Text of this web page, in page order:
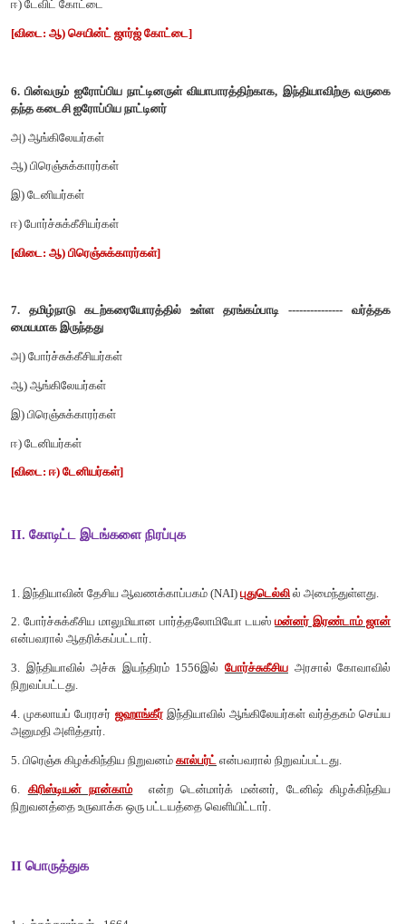
அ) போர்ச்சுக்கல்
இ) இங்கிலாந்து
ஈ) பிரான்ஸ்
[விடை: இ) இங்கிலாந்து]
ஆ) செயின்ட் ஜார்ஜ் கோட்டை
இ) ஆக்ரா கோட்டை
ஈ) டேவிட் கோட்டை
[விடை: ஆ) செயின்ட் ஜார்ஜ் கோட்டை]
ஆ) பிரெஞ்சுக்காரர்கள்
இ) டேனியர்கள்
ஈ) போர்ச்சுக்கீசியர்கள்
[விடை: ஆ) பிரெஞ்சுக்காரர்கள்]
7. தமிழ்நாடு கடற்கரையோரத்தில் உள்ள தரங்கம்பாடி
மையமாக இருந்தது
ஆ) ஆங்கிலேயர்கள்